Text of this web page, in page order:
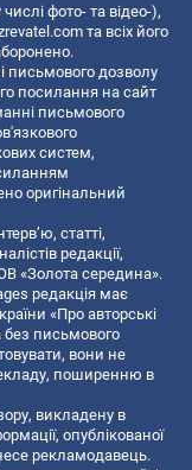
фото- та відео-),
та всіх його
письмового дозволу
посилання на сайт
письмового
систем,
оригінальний
статті,
редакції,
«Золота середина».
редакція має
«Про авторські
без письмового
вони не
поширенню в
викладену в
опублікованої
рекламодавець.